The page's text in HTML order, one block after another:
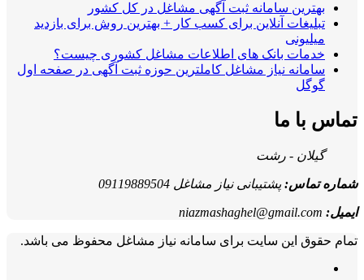
بهترین سامانه ثبت آگهی مشاغل در کل کشور
تبلیغات آنلاین برای کسب کار + بهترین روش برای بازدید
میلیونی
خدمات بانک های اطلاعات مشاغل کشوری چیست؟
سامانه نیاز مشاغل کاملترین حوزه ثبت آگهی در صفحه اول
گوگل
تماس با ما
گیلان - رشت
شماره تماس:پشتیبانی نیاز مشاغل 09119889504
ایمیل: niazmashaghel@gmail.com
تمام حقوق این سایت برای سامانه نیاز مشاغل محفوظ می باشد.